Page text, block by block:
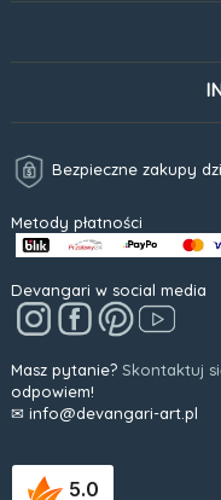
Bezpieczne zakupy
Metody płatności
Devangari w social media
Masz pytanie? Skontaktuj
odpowiem!
✉ info@devangari-art.pl
5.0